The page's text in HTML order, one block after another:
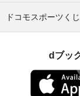
ドコモスポーツくじ
dブッ